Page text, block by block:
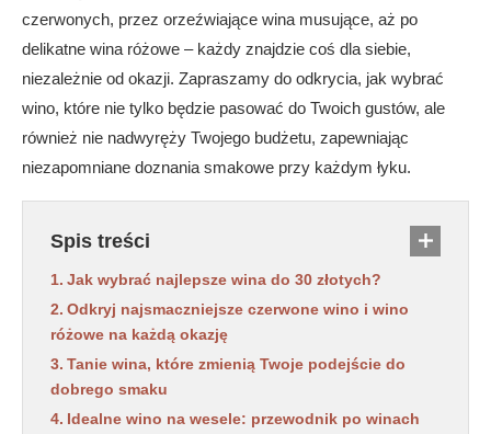
czerwonych, przez orzeźwiające wina musujące, aż po
delikatne wina różowe – każdy znajdzie coś dla siebie,
niezależnie od okazji. Zapraszamy do odkrycia, jak wybrać
wino, które nie tylko będzie pasować do Twoich gustów, ale
również nie nadwyręży Twojego budżetu, zapewniając
niezapomniane doznania smakowe przy każdym łyku.
Spis treści
Jak wybrać najlepsze wina do 30 złotych?
Odkryj najsmaczniejsze czerwone wino i wino
różowe na każdą okazję
Tanie wina, które zmienią Twoje podejście do
dobrego smaku
Idealne wino na wesele: przewodnik po winach